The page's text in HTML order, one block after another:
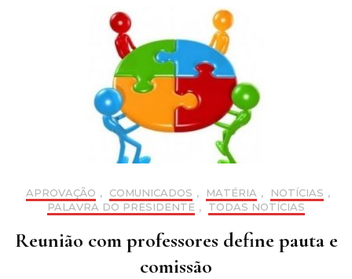
APROVAÇÃO , COMUNICADOS , MATÉRIA , NOTÍCIAS ,
PALAVRA DO PRESIDENTE , TODAS NOTÍCIAS
Reunião com professores define pauta e
comissão